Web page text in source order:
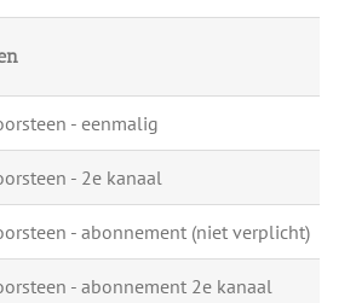
- eenmalig
- 2e kanaal
- abonnement (niet verplicht)
- abonnement 2e kanaal